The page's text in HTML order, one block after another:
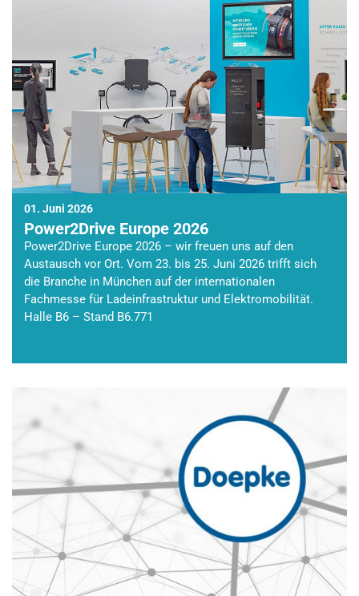
01. Juni 2026
Power2Drive Europe 2026
Power2Drive Europe 2026 – wir freuen uns auf den
Austausch vor Ort. Vom 23. bis 25. Juni 2026 trifft sich
die Branche in München auf der internationalen
Fachmesse für Ladeinfrastruktur und Elektromobilität.
Halle B6 – Stand B6.771